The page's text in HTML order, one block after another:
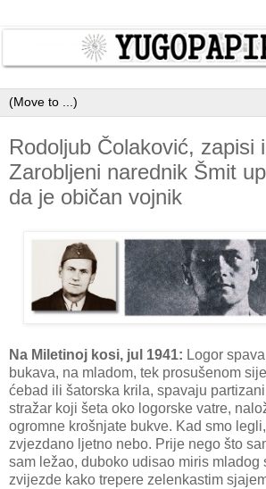
Rodoljub Čolaković, zapisi
Zarobljeni narednik Šmit
da je običan vojnik
Na Miletinoj kosi, jul 1941: Logor
bukava, na mladom, tek prosušenom
ćebad ili šatorska krila, spavaju
stražar koji šeta oko logorske vatre,
ogromne krošnjate bukve. Kad smo
zvjezdano ljetno nebo. Prije nego što
sam ležao, duboko udisao miris mladog
zvijezde kako trepere zelenkastim